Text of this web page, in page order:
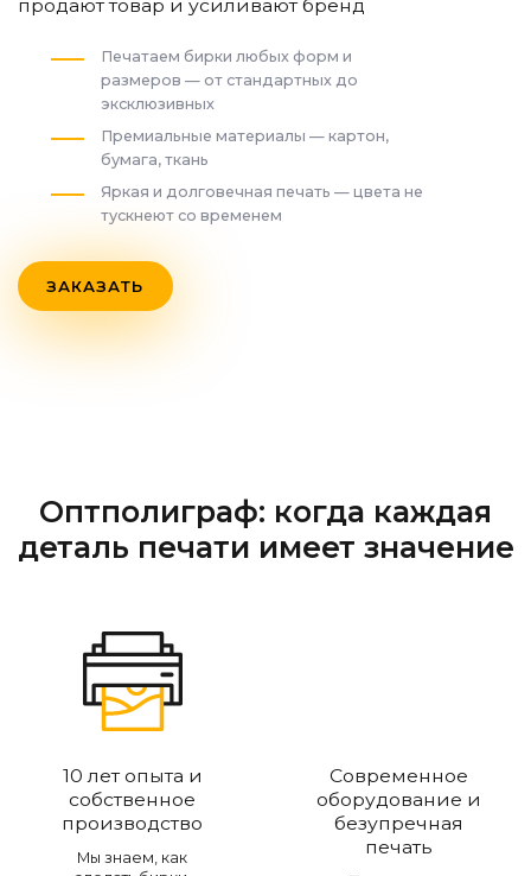
продают товар и усиливают бренд
Печатаем бирки любых форм и
размеров — от стандартных до
эксклюзивных
Премиальные материалы — картон,
бумага, ткань
Яркая и долговечная печать — цвета не
тускнеют со временем
ЗАКАЗАТЬ
Оптполиграф: когда каждая
деталь печати имеет значение
10 лет опыта и
собственное
производство
Мы знаем, как
Современное
оборудование и
безупречная
печать